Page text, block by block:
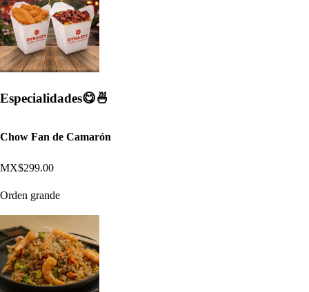
Especialidades😋🍜
Chow Fan de Camarón
MX$299.00
Orden grande